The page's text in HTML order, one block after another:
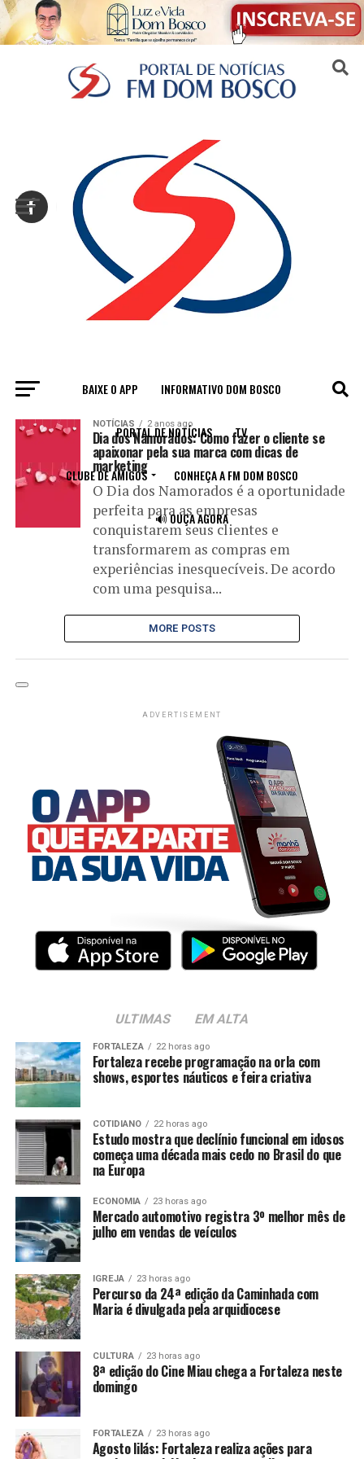
BAIXE O APP INFORMATIVO DOM BOSCO
PORTAL DE NOTÍCIAS TV
CLUBE DE AMIGOS CONHEÇA A FM DOM BOSCO
🔊 OUÇA AGORA
All posts tagged "estratégia"
NOTÍCIAS 2 anos ago
Dia dos Namorados: Como fazer o cliente se
apaixonar pela sua marca com dicas de
marketing
O Dia dos Namorados é a oportunidade
perfeita para as empresas
conquistarem seus clientes e
transformarem as compras em
experiências inesquecíveis. De acordo
com uma pesquisa...
MORE POSTS
ADVERTISEMENT
ULTIMAS EM ALTA
FORTALEZA 22 horas ago
Fortaleza recebe programação na orla com
shows, esportes náuticos e feira criativa
COTIDIANO 22 horas ago
Estudo mostra que declínio funcional em idosos
começa uma década mais cedo no Brasil do que
na Europa
ECONOMIA 23 horas ago
Mercado automotivo registra 3º melhor mês de
julho em vendas de veículos
IGREJA 23 horas ago
Percurso da 24ª edição da Caminhada com
Maria é divulgada pela arquidiocese
CULTURA 23 horas ago
8ª edição do Cine Miau chega a Fortaleza neste
domingo
FORTALEZA 23 horas ago
Agosto lilás: Fortaleza realiza ações para
Sair da versão mobile